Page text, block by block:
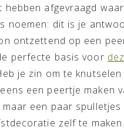
afgevraagd
noemen: dit is je
ontzettend op een
perfecte basis voor
je zin om te
een peertje maken
maar een paar spulletjes
zelf te maken.